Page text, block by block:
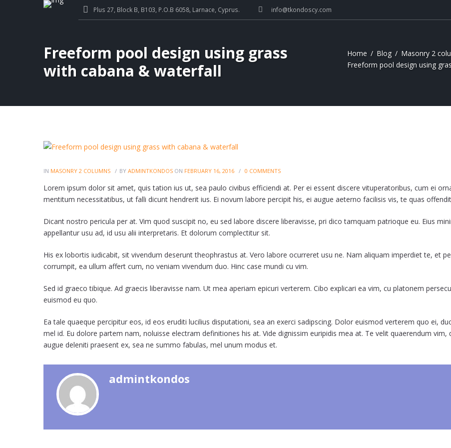
Plus 27, Block B, B103, P.O.B 6058, Larnace, Cyprus. info@tkondoscy.com
Freeform pool design using grass
with cabana & waterfall
Home Blog
Masonry 2
Freeform pool design using
IN MASONRY 2 COLUMNS BY ADMINTKONDOS ON FEBRUARY 16, 2016 0 COMMENTS
Lorem ipsum dolor sit amet, quis tation ius ut, sea paulo civibus efficiendi at. Per ei essent discere vituperatoribus, cum ei
mentitum necessitatibus, ut falli dicunt hendrerit ius. Ei novum labore percipit his, ei augue aeterno facilisis vis, te quas
Dicant nostro pericula per at. Vim quod suscipit no, eu sed labore discere liberavisse, pri dico tamquam patrioque eu. Eius
appellantur usu ad, id usu alii interpretaris. Et dolorum complectitur sit.
His ex lobortis iudicabit, sit vivendum deserunt theophrastus at. Vero labore ocurreret usu ne. Nam aliquam imperdiet te, et
corrumpit, ea ullum affert cum, no veniam vivendum duo. Hinc case mundi cu vim.
Sed id graeco tibique. Ad graecis liberavisse nam. Ut mea aperiam epicuri verterem. Cibo explicari ea vim, cu platonem
euismod eu quo.
Ea tale quaeque percipitur eos, id eos eruditi lucilius disputationi, sea an exerci sadipscing. Dolor euismod verterem quo ei,
mel id. Eu dolore partem nam, noluisse electram definitiones his at. Vide dignissim euripidis mea at. Te velit quaerendum
augue deleniti praesent ex, sea ne summo fabulas, mel unum modus et.
admintkondos